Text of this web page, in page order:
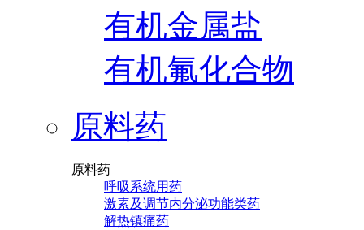
有机金属盐
有机氟化合物
原料药
原料药
呼吸系统用药
激素及调节内分泌功能类药
解热镇痛药